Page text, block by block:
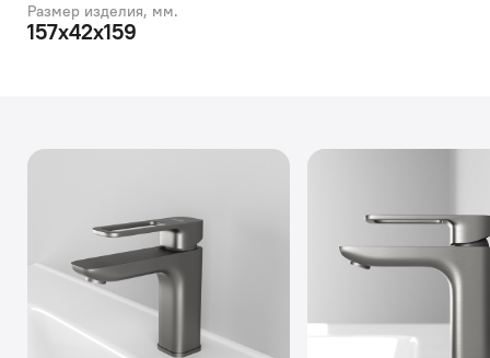
Размер изделия, мм.
157x42x159